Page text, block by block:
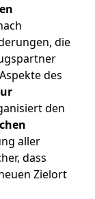
die
des
den
aller
dass
Zielort